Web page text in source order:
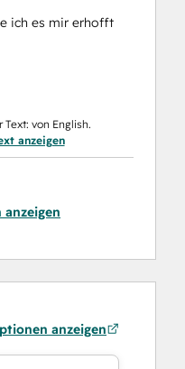
ich es mir erhofft
Text: von English.
anzeigen
anzeigen